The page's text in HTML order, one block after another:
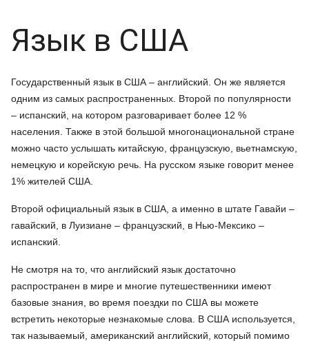
Язык в США
Государственный язык в США – английский. Он же является
одним из самых распространенных. Второй по популярности
– испанский, на котором разговаривает более 12 %
населения. Также в этой большой многонациональной стране
можно часто услышать китайскую, французскую, вьетнамскую,
немецкую и корейскую речь. На русском языке говорит менее
1% жителей США.
Второй официальный язык в США, а именно в штате Гавайи –
гавайский, в Луизиане – французский, в Нью-Мексико –
испанский.
Не смотря на то, что английский язык достаточно
распространен в мире и многие путешественники имеют
базовые знания, во время поездки по США вы можете
встретить некоторые незнакомые слова. В США используется,
так называемый, американский английский, который помимо